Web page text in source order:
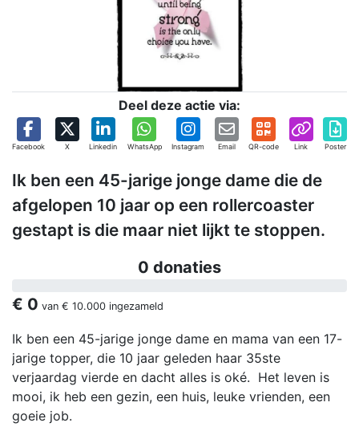
Deel deze actie via:
Facebook X Linkedin WhatsApp Instagram Email QR-code Link Poster
Ik ben een 45-jarige jonge dame die de
afgelopen 10 jaar op een rollercoaster
gestapt is die maar niet lijkt te stoppen.
0 donaties
€ 0 van € 10.000 ingezameld
Ik ben een 45-jarige jonge dame en mama van een 17-
jarige topper, die 10 jaar geleden haar 35ste
verjaardag vierde en dacht alles is oké. Het leven is
mooi, ik heb een gezin, een huis, leuke vrienden, een
goeie job.